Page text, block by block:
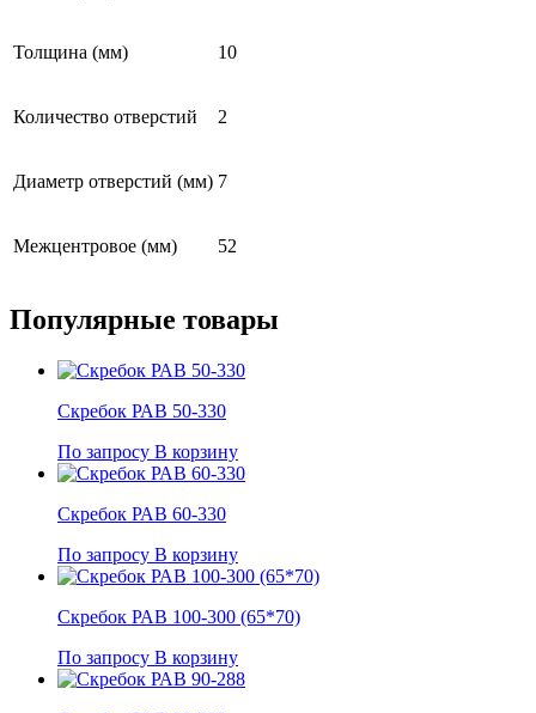
Толщина (мм) 10
Количество отверстий 2
Диаметр отверстий (мм) 7
Межцентровое (мм) 52
Популярные товары
Скребок РАВ 50-330
По запросу В корзину
Скребок РАВ 60-330
По запросу В корзину
Скребок РАВ 100-300 (65*70)
По запросу В корзину